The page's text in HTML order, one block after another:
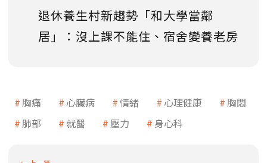
退休養生村新趨勢「和大學當鄰
居」：沒上課不能住、宿舍變養老房
胸痛 心臟病 情緒 心理健康
胸悶
肺部
就醫 壓力 身心科